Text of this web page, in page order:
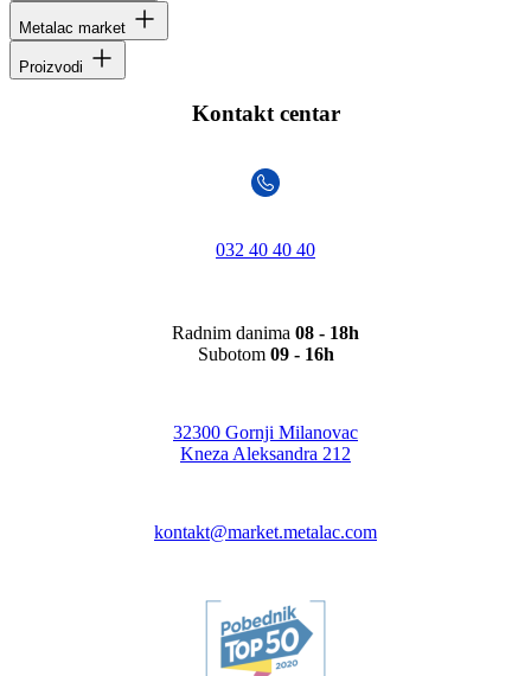
Metalac market
Proizvodi
Kontakt centar
032 40 40 40
Radnim danima 08 - 18h
Subotom 09 - 16h
32300 Gornji Milanovac
Kneza Aleksandra 212
kontakt@market.metalac.com